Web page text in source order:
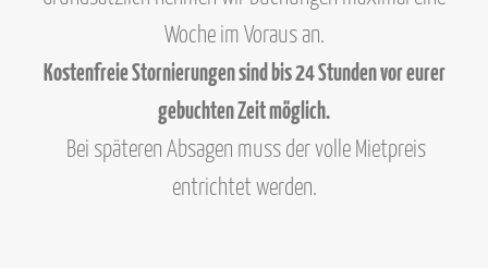
Woche im Voraus an.
Kostenfreie Stornierungen sind bis 24 Stunden vor eurer
gebuchten Zeit möglich.
Bei späteren Absagen muss der volle Mietpreis
entrichtet werden.